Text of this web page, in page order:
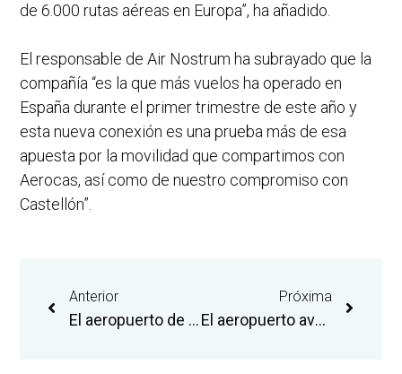
de 6.000 rutas aéreas en Europa”, ha añadido.
El responsable de Air Nostrum ha subrayado que la
compañía “es la que más vuelos ha operado en
España durante el primer trimestre de este año y
esta nueva conexión es una prueba más de esa
apuesta por la movilidad que compartimos con
Aerocas, así como de nuestro compromiso con
Castellón”.
Anterior
El aeropuerto de Castellón ofrece un servicio de realización de pruebas de la COVID-19
Próxima
El aeropuerto avanza en su objetivo de implantar la actividad logística con la obtención del certificado de agente acreditado de carga